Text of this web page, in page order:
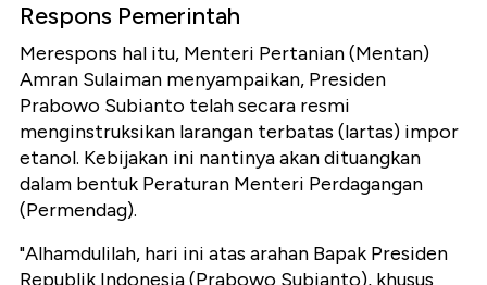
Respons Pemerintah
Merespons hal itu, Menteri Pertanian (Mentan)
Amran Sulaiman menyampaikan, Presiden
Prabowo Subianto telah secara resmi
menginstruksikan larangan terbatas (lartas) impor
etanol. Kebijakan ini nantinya akan dituangkan
dalam bentuk Peraturan Menteri Perdagangan
(Permendag).
"Alhamdulilah, hari ini atas arahan Bapak Presiden
Republik Indonesia (Prabowo Subianto), khusus